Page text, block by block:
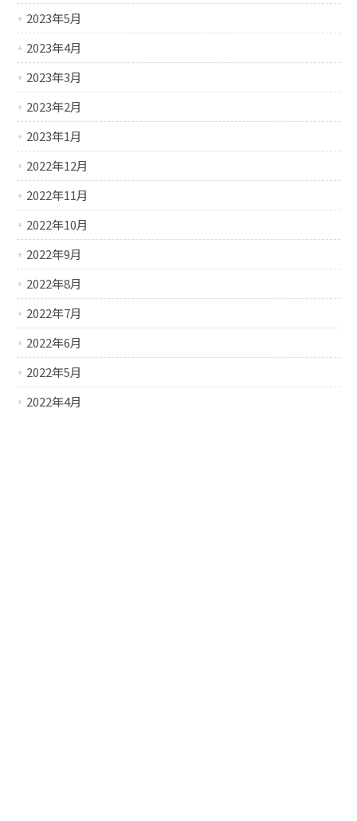
2023年5月
2023年4月
2023年3月
2023年2月
2023年1月
2022年12月
2022年11月
2022年10月
2022年9月
2022年8月
2022年7月
2022年6月
2022年5月
2022年4月